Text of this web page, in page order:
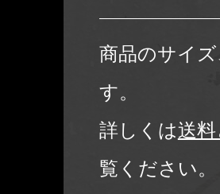
商品のサイ
す。
詳しくは送
覧ください。